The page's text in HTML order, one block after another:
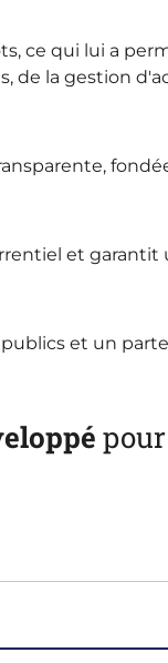
ce qui lui a
de la gestion
et garantit
et un